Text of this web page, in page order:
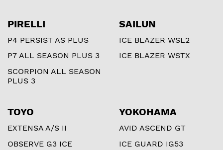
PIRELLI
P4 PERSIST AS PLUS
P7 ALL SEASON PLUS 3
SCORPION ALL SEASON
PLUS 3
SAILUN
ICE BLAZER WSL2
ICE BLAZER WSTX
TOYO
EXTENSA A/S II
OBSERVE G3 ICE
YOKOHAMA
AVID ASCEND GT
ICE GUARD IG53